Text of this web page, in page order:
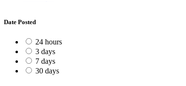
Date Posted
24 hours
3 days
7 days
30 days